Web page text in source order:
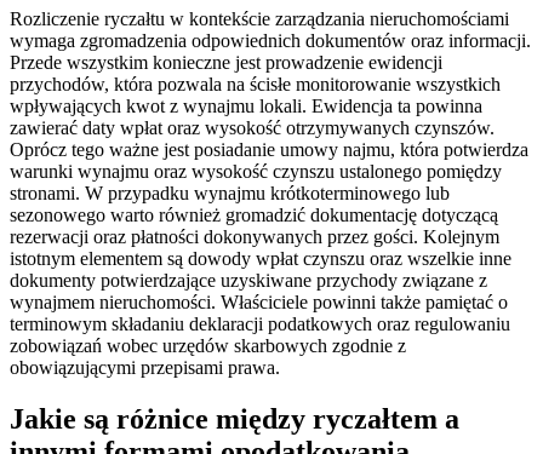
Rozliczenie ryczałtu w kontekście zarządzania nieruchomościami
wymaga zgromadzenia odpowiednich dokumentów oraz informacji.
Przede wszystkim konieczne jest prowadzenie ewidencji
przychodów, która pozwala na ścisłe monitorowanie wszystkich
wpływających kwot z wynajmu lokali. Ewidencja ta powinna
zawierać daty wpłat oraz wysokość otrzymywanych czynszów.
Oprócz tego ważne jest posiadanie umowy najmu, która potwierdza
warunki wynajmu oraz wysokość czynszu ustalonego pomiędzy
stronami. W przypadku wynajmu krótkoterminowego lub
sezonowego warto również gromadzić dokumentację dotyczącą
rezerwacji oraz płatności dokonywanych przez gości. Kolejnym
istotnym elementem są dowody wpłat czynszu oraz wszelkie inne
dokumenty potwierdzające uzyskiwane przychody związane z
wynajmem nieruchomości. Właściciele powinni także pamiętać o
terminowym składaniu deklaracji podatkowych oraz regulowaniu
zobowiązań wobec urzędów skarbowych zgodnie z
obowiązującymi przepisami prawa.
Jakie są różnice między ryczałtem a